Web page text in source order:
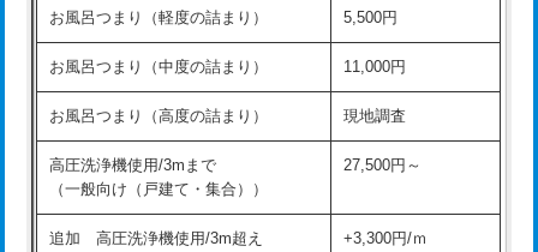
交換・取付(単水栓（壁付・デッキ
式）)
13,200円+材料費
交換・取付(混合水栓（壁付・デッキ
式・ワンホール）)
16,500円+材料費
交換・取付(排水栓・排水トラップ
（P/S/ポップアップ））
22,000円+材料費
交換・取付（その他部品） 11,000円+材料費
お風呂つまり（軽度の詰まり） 5,500円
お風呂つまり（中度の詰まり） 11,000円
お風呂つまり（高度の詰まり） 現地調査
高圧洗浄機使用/3mまで
（一般向け（戸建て・集合））
27,500円～
追加 高圧洗浄機使用/3m超え
+3,300円/ｍ